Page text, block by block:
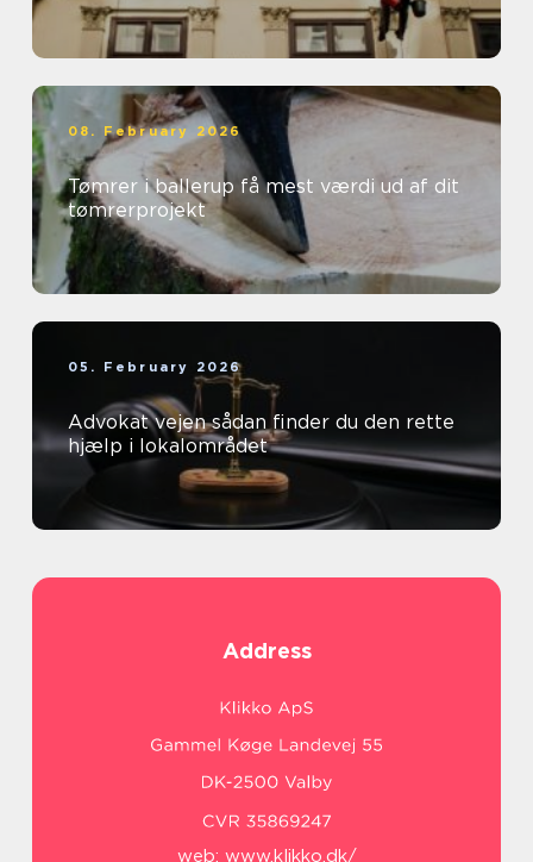
08. February 2026
Tømrer i ballerup få mest værdi ud af dit
tømrerprojekt
05. February 2026
Advokat vejen sådan finder du den rette
hjælp i lokalområdet
Address
web: www.klikko.dk/